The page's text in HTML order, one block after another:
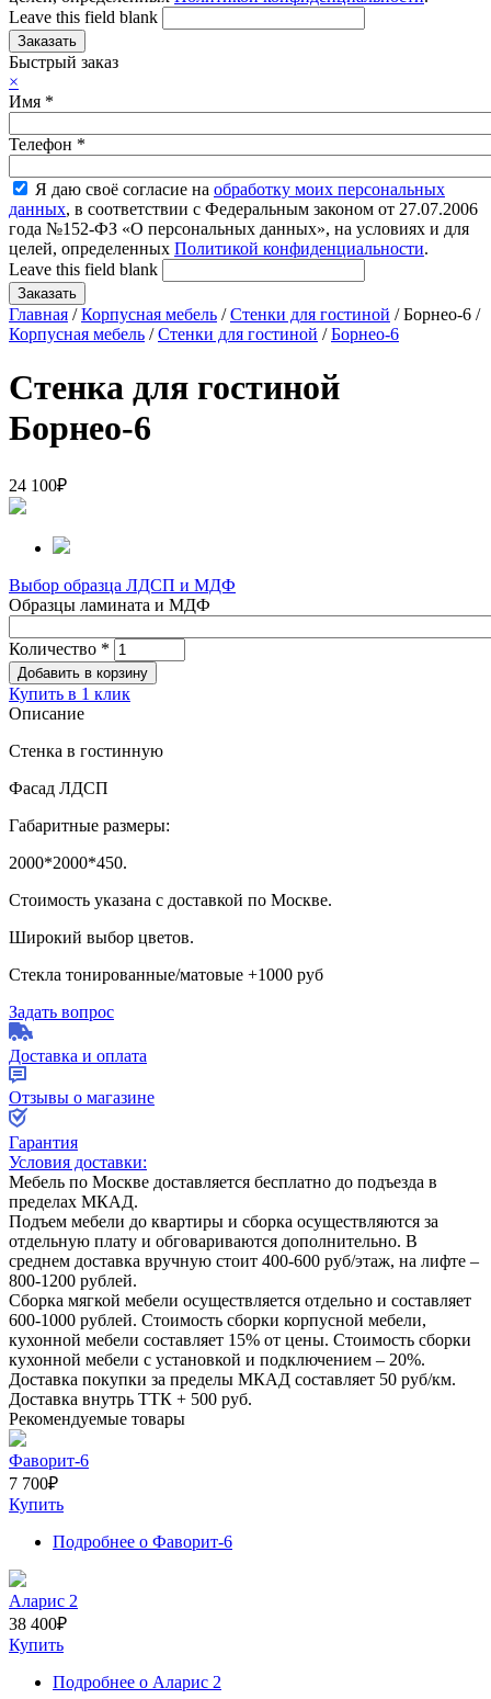
Leave this field blank
Быстрый заказ
×
Имя *
Телефон *
Я даю своё согласие на обработку моих персональных
данных, в соответствии с Федеральным законом от 27.07.2006
года №152-ФЗ «О персональных данных», на условиях и для
целей, определенных Политикой конфиденциальности.
Leave this field blank
Главная /Корпусная мебель /Стенки для гостиной / Борнео-6 /
Корпусная мебель /Стенки для гостиной /Борнео-6
Стенка для гостиной
Борнео-6
24 100₽
Выбор образца ЛДСП и МДФ
Образцы ламината и МДФ
Количество *
Купить в 1 клик
Описание
Стенка в гостинную
Фасад ЛДСП
Габаритные размеры:
2000*2000*450.
Стоимость указана с доставкой по Москве.
Широкий выбор цветов.
Стекла тонированные/матовые +1000 руб
Задать вопрос
Доставка и оплата
Отзывы о магазине
Гарантия
Условия доставки:
Мебель по Москве доставляется бесплатно до подъезда в
пределах МКАД.
Подъем мебели до квартиры и сборка осуществляются за
отдельную плату и обговариваются дополнительно. В
среднем доставка вручную стоит 400-600 руб/этаж, на лифте –
800-1200 рублей.
Сборка мягкой мебели осуществляется отдельно и составляет
600-1000 рублей. Стоимость сборки корпусной мебели,
кухонной мебели составляет 15% от цены. Стоимость сборки
кухонной мебели с установкой и подключением – 20%.
Доставка покупки за пределы МКАД составляет 50 руб/км.
Доставка внутрь ТТК + 500 руб.
Рекомендуемые товары
Фаворит-6
7 700₽
Купить
Подробнее о Фаворит-6
Аларис 2
38 400₽
Купить
Подробнее о Аларис 2